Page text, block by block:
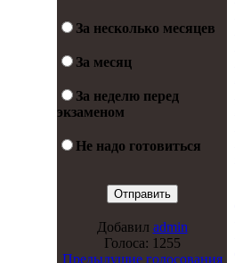
За несколько месяцев
За месяц
За неделю перед
экзаменом
Не надо готовиться
Добавил admin
Голоса: 1255
Предыдущие голосования